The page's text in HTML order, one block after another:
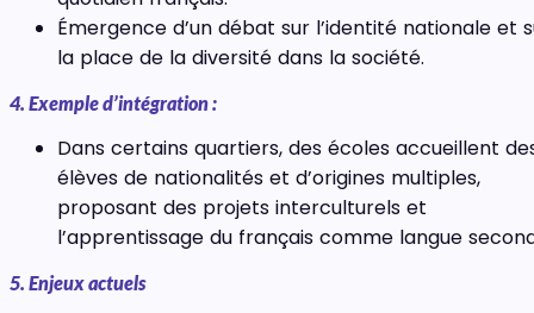
Émergence d’un débat sur l’identité nationale et
la place de la diversité dans la société.
4. Exemple d’intégration :
Dans certains quartiers, des écoles accueillent
élèves de nationalités et d’origines multiples,
proposant des projets interculturels et
l’apprentissage du français comme langue
5. Enjeux actuels